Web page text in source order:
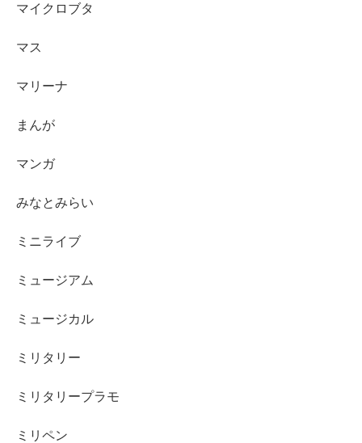
マイクロブタ
マス
マリーナ
まんが
マンガ
みなとみらい
ミニライブ
ミュージアム
ミュージカル
ミリタリー
ミリタリープラモ
ミリペン